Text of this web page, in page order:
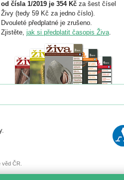
od čísla 1/2019 je 354 Kč za šest čísel
Živy (tedy 59 Kč za jedno číslo).
Dvouleté předplatné je zrušeno.
Zjistěte, jak si předplatit časopis Živa.
ČR.